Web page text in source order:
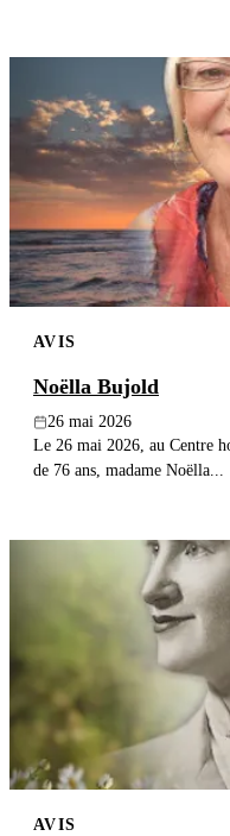
AVIS
Noëlla Bujold
26 mai 2026
Le 26 mai 2026, au Centre
de 76 ans, madame Noëlla...
AVIS